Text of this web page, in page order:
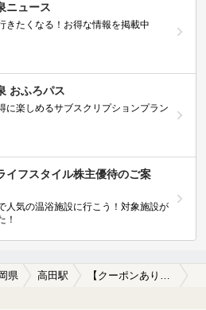
ニュース
きたくなる！お得な情報を掲載中
おふろパス
に楽しめるサブスクリプションプラン
イフスタイル株主優待のご案
人気の温浴施設に行こう！対象施設が
！
県 高田駅 【クーポンあり】食事が楽しめる高田駅近くの温泉、日帰り温泉、スーパー銭湯おすすめ